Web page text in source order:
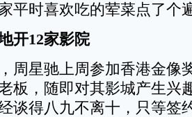
平时喜欢吃的荤菜点了个
开12家影院
星驰上周参加香港金像
板，随即对其影城产生兴
谈得八九不离十，只等签